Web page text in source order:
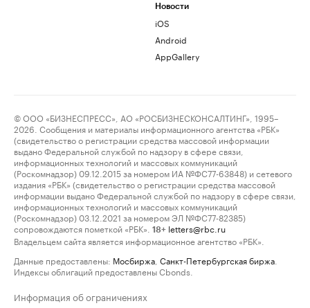
Новости
iOS
Android
AppGallery
© ООО «БИЗНЕСПРЕСС», АО «РОСБИЗНЕСКОНСАЛТИНГ», 1995–
2026. Сообщения и материалы информационного агентства «РБК»
(свидетельство о регистрации средства массовой информации
выдано Федеральной службой по надзору в сфере связи,
информационных технологий и массовых коммуникаций
(Роскомнадзор) 09.12.2015 за номером ИА №ФС77-63848) и сетевого
издания «РБК» (свидетельство о регистрации средства массовой
информации выдано Федеральной службой по надзору в сфере связи,
информационных технологий и массовых коммуникаций
(Роскомнадзор) 03.12.2021 за номером ЭЛ №ФС77-82385)
сопровождаются пометкой «РБК».
18+ letters@rbc.ru
Владельцем сайта является информационное агентство «РБК».
Данные предоставлены: Мосбиржа Санкт-Петербургская биржа
Индексы облигаций предоставлены Cbonds.
Информация об ограничениях